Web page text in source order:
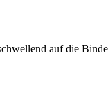
auf die